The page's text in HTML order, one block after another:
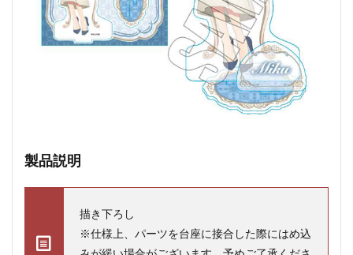
製品説明
描き下ろし
※仕様上、パーツを台座に接合した際にはめ込